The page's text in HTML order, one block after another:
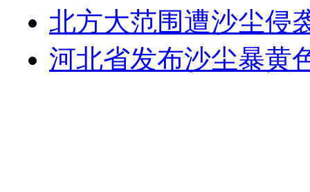
北方大范围遭沙尘侵
河北省发布沙尘暴黄